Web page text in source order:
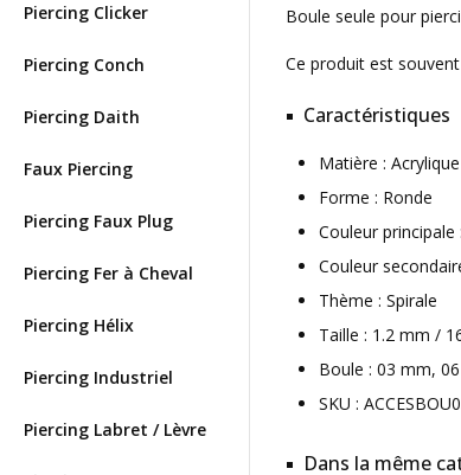
Piercing Clicker
Piercing Conch
Piercing Daith
Faux Piercing
Piercing Faux Plug
Piercing Fer à Cheval
Piercing Hélix
Piercing Industriel
Piercing Labret / Lèvre
Boule seule pour
Ce produit est
Caractéristiques
Matière :
Forme : Ronde
Couleur principale
Couleur
Thème : Spirale
Taille : 1.2 mm /
Boule : 03 mm,
SKU :
Dans la même